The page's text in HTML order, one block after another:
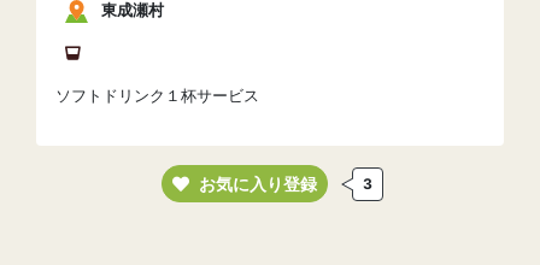
東成瀬村
ソフトドリンク１杯サービス
お気に入り登録 3